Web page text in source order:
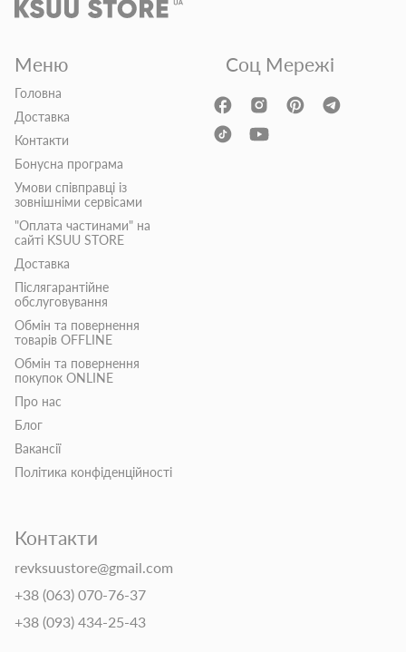
Меню
Головна
Доставка
Контакти
Бонусна програма
Умови співправці із
зовнішніми сервісами
"Оплата частинами" на
сайті KSUU STORE
Доставка
Післягарантійне
обслуговування
Обмін та повернення
товарів OFFLINE
Обмін та повернення
покупок ONLINE
Про нас
Блог
Вакансії
Політика конфіденційності
Контакти
revksuustore@gmail.com
+38 (063) 070-76-37
+38 (093) 434-25-43
Соц Мережі